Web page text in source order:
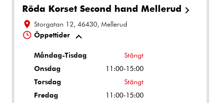
Röda Korset Second hand Mellerud
Storgatan 12, 46430, Mellerud
Öppettider
Måndag-Tisdag
Stängt
Onsdag
11:00-15:00
Torsdag
Stängt
Fredag
11:00-15:00